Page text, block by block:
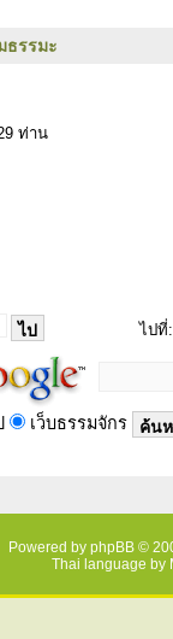
ธรรมะ
ท่าน
ไปที่:
เว็บธรรมจักร
Powered by phpBB ©
Thai language by